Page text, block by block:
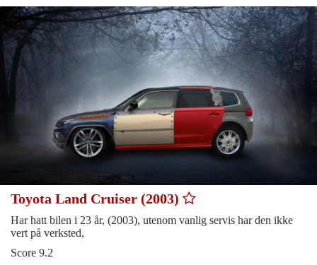
Toyota Land Cruiser (2003)
Har hatt bilen i 23 år, (2003), utenom vanlig servis har den ikke
vert på verksted,
Score 9.2